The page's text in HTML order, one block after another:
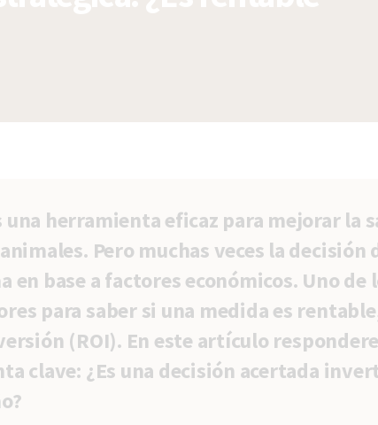
una herramienta eficaz para mejorar la
Pero muchas veces la decisión
en base a factores económicos. Uno de
para saber si una medida es
(ROI). En este artículo
clave: ¿Es una decisión acertada